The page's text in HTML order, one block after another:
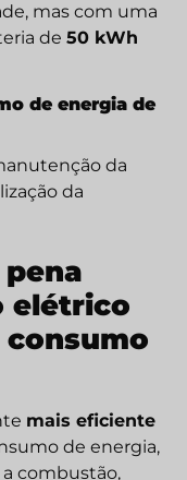
mas com uma
de 50 kWh
de energia de
da
da
elétrico
mais eficiente
de energia,
combustão,